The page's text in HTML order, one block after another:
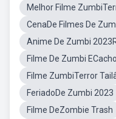
Melhor Filme
CenaDe Filmes De
Anime De Zumbi
Filme De Zumbi
Filme ZumbiTerror
FeriadoDe Zumbi 2023
Filme DeZombie Trash